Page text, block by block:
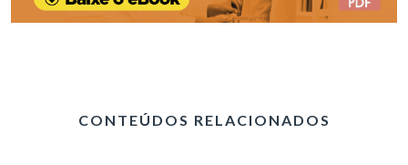
CONTEÚDOS RELACIONADOS